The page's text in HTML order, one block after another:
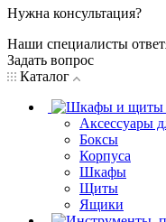
Нужна консультация?
Наши специалисты
Задать вопрос
Каталог
Аксессуары
Боксы
Корпуса
Шкафы
Щиты
Ящики